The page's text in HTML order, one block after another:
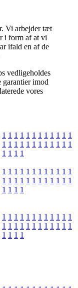
Vi arbejder tæt
i form af at vi
ifald en af de
vedligeholdes
imod
vores
1 1 1 1 1 1 1 1 1 1 1 1
1 1 1 1 1 1 1 1 1 1 1 1
1 1 1 1
1 1 1 1 1 1 1 1 1 1 1 1
1 1 1 1 1 1 1 1 1 1 1 1
1 1 1 1
1 1 1 1 1 1 1 1 1 1 1 1
1 1 1 1 1 1 1 1 1 1 1 1
1 1 1 1